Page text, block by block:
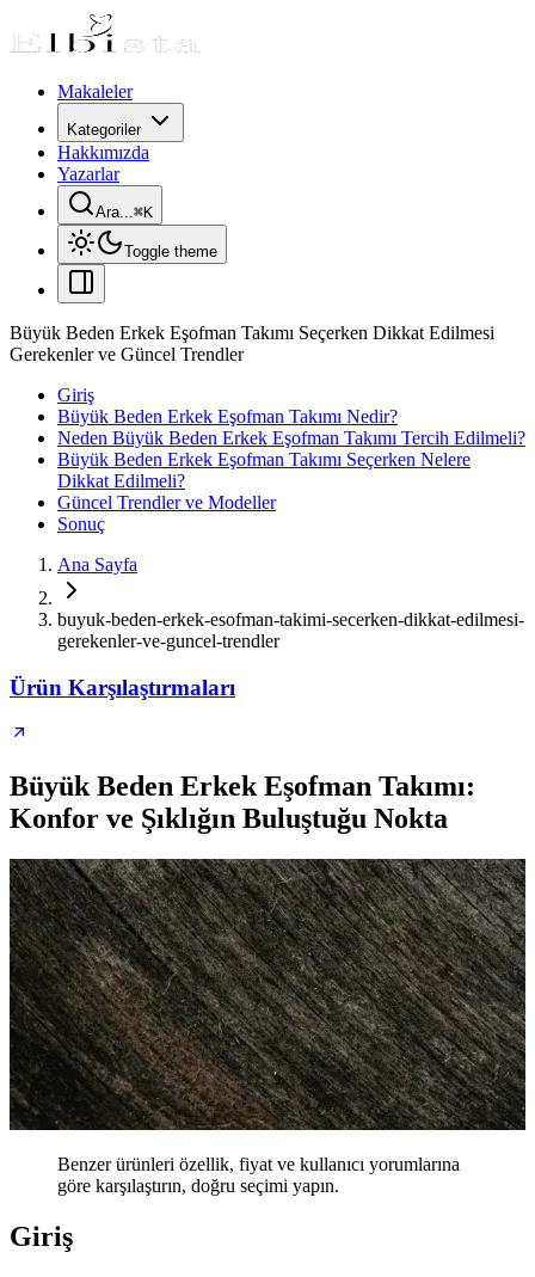
Makaleler
Kategoriler
Hakkımızda
Yazarlar
Ara...⌘K
Toggle theme
Büyük Beden Erkek Eşofman Takımı Seçerken Dikkat Edilmesi
Gerekenler ve Güncel Trendler
Giriş
Büyük Beden Erkek Eşofman Takımı Nedir?
Neden Büyük Beden Erkek Eşofman Takımı Tercih Edilmeli?
Büyük Beden Erkek Eşofman Takımı Seçerken Nelere
Dikkat Edilmeli?
Güncel Trendler ve Modeller
Sonuç
Ana Sayfa
buyuk-beden-erkek-esofman-takimi-secerken-dikkat-edilmesi-
gerekenler-ve-guncel-trendler
Ürün Karşılaştırmaları
Büyük Beden Erkek Eşofman Takımı:
Konfor ve Şıklığın Buluştuğu Nokta
Benzer ürünleri özellik, fiyat ve kullanıcı yorumlarına
göre karşılaştırın, doğru seçimi yapın.
Giriş